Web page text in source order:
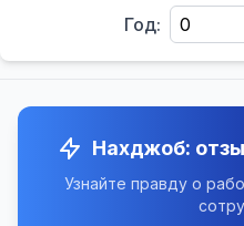
Год:
Нахджоб:
Узнайте правду о